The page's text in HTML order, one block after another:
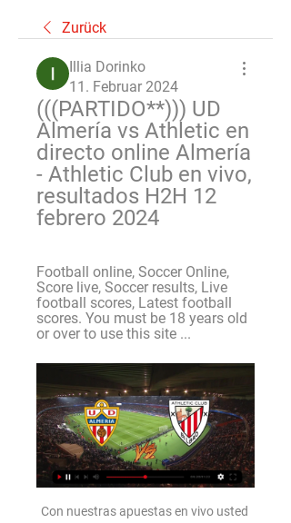
Zurück
Illia Dorinko
11. Februar 2024
(((PARTIDO**))) UD
Almería vs Athletic en
directo online Almería
- Athletic Club en vivo,
resultados H2H 12
febrero 2024
Football online, Soccer Online,
Score live, Soccer results, Live
football scores, Latest football
scores. You must be 18 years old
or over to use this site ...
Con nuestras apuestas en vivo usted puede hacer apuestas incluso luego de que el juego haya comenzado y ganar dinero de forma fácil. En www.rivalo.com usted encontrará el mejor menú de apuestas en vivo para todos los grandes eventos deportivos, incluyendo fútbol, hockey sobre hielo, baloncesto, Fórmula 1 y muchos más.

Almería - Últimas noticias Muniain, en la victoria del Athletic ante el Almería. Athletic. El Almería un Almería - Alavés, en directo | LaLiga EA Sports hoy en vivo. Redacción: CARLOS ...

UD Almería Bienvenidos, aficionados del Athletic Club. Durante vuestra estancia en . UD Almeria and Palmeiras have reached an agreement for the loan of ...

"Porque me estaba acercando, y cuando realmente lo derramé, porque estaba superando la ventaja, ahí fue cuando tiré del músculo". Con los ojos húmedos ahora, Peacock se llevó una mano a la cara y miró hacia otro lado. "Y, por supuesto, subí al aire y aterricé sobre mi pie opuesto y salté al otro lado de la línea".

Mushuc Runa Sporting Club, mayormente conocido como Mushuc Runa, es un club deportivo ecuatoriano originario de la ciudad de Ambato, fundado por el Abogado Luis Alfonso Chango 2 de enero de 2003. [1] Su disciplina principal es el fútbol en el que debutó en la Segunda Categoría de Tungurahua en 2009.Actualmente participa en la Serie A de Ecuador

Transmisión de determinados medios de trasporte usados (Vehículos de turismo, todoterrenos, motos, motocicletas, ciclomotores, tractores, remolques, quads, embarcaciones, aeronaves etc.). Año 2018. IMPUESTO SOBRE TRANSMISIONES PATRIMONIALES Y ACTOS JURÍDICOS DOCUMENTADOS TRANSMISIONES PATRIMONIALES ONEROSAS.

Tributación en operaciones societarias. Al comienzo y durante el periodo de actividad de las sociedades, es frecuente que se produzcan operaciones de aportación o adjudicación de inmuebles por parte de los socios, para la constitución, ampliación, reducción de capital o disolución de la misma.

Información de contacto, mapa y direcciones, formulario de contacto, horario de apertura, servicios, puntuaciones, fotos, videos y anuncios de Price venta por catálogo en línea Zoe, Ropa (marca), Calle Rey Topiltzin Mz 78 Lt 31, Mexico City.

El RB Leipzig continuó haciendo historia en la Liga de Campeones y se clasificó a las semifinales tras superar por 2-1 en la recta final del partido al Atlético de Madrid, este jueves en su duelo de cuartos de final en Lisboa. El español Dani Olmo adelantó en el 50 al Leipzig, el portugués Joao Félix igualó en el 71 para el Atlético de penal y en el 88 el estadounidense Tyler Adams.

2020-5-12 · © Tecnológico de Costa Rica, Costa Rica, 2020. Teléfono: (506) 2552-5333 / Teléfono de Emergencia Política de privacidad | Accesibilidad | Administrador.

Básquetbol > LA VUELTA Se liberó la práctica del básquetbol al aire libre y El Metro se jugará en agosto. La Secretaría Nacional del Deporte le dio luz verde a los clubes que jugarán el.

Posiciones: 1º Banco Nación 42 puntos, 2º Boca-Mercedes 33, 3º River Plate 27, 4º Bell Voley 23, 5º Gimnasia y Esgrima (La Plata) 19, 6º Club María Juana 16, 7º Regatas de Resistencia y Estudiantes de Paraná 15, 9º Los Andes Alcorta 9 y 10º Koyote de Salta 0 unidad.

San Lorenzo obtuvo su primer triunfo del año ante un deslucido Vélez.. San Lorenzo de Almagro venció por la mínima diferencia a Vélez. Quimsa arribó a Buenos Aires con la autoestima.

O presidente do Bahia, Guilherme Bellintani, veio a público na noite desta segunda-feira, 16, para explicar o posicionamento do clube diante da pandemia de coronavírus (Covid-19), que, no Estado.

ERP. Tiene que ganar, debe de ganar más aún cuando juega de local y eso lo sabe el Atlético Grau de Piura, quien se enfrentó al Cienciano del Cusco, derrotándolo una vez más en la competencia de la Liga 2, que busca catapultarse y regresar a la primera división del fútbol profesional. Dos goles contra 1 fue el resultado final y de esa manera, recupera el traspiés de la última...

Real Sociedad - Osasuna, en directo Sigue el partido amistoso de pretemporada entre la Real Sociedad y Osasuna Comparte en Facebook Comparte en Twitter Comparte en Whatsapp Enviar por mail

Sigue en directo el Real Valladolid - Leganés. Todos los detalles del fútbol de LaLiga en 20minutos.es Real Valladolid - Leganés: Resultado, resumen y goles en directo del partido de fútbol de.

El análisis predictivo realizado por nuestros tipsters nos muestra que Eintracht Frankfurt tiene una probabilidad de salir victorioso del 63.69% con una cuota de 1.57, y en el otro sentido Basilea tiene una chance de ganar el partido del 18.18% con una cuota de 5.50. Tutorial para realizar apuestas para el partido Eintracht Frankfurt vs Basilea:

[EN VIVO] Sigue le score Sport Boys Sporting Cristal en directo y resultados del partido con nuestro liverscore Fútbol. Partido Primera División, Apertura jugada el 19/05/18 (01:00).

Partido en directo MEMEDEPORTES.COM M Partidos del día LaLiga (España) Champions League (Europa) Premier League (Inglaterra) Serie A (Italia) Bundesliga …

UD Almería - Athletic Club » Pronósticos, Resultados & La temporada pasada Athletic Bilbao ganó los dos partidos contra UD Almería (4-0 como local y 2-1 como visitante). Mostrar más datos. ¿Quién gana? Ver ...

En directo / LIVE Dallas Stars - Nashville Predators NHL - 1 enero 2020. NHL - Sigue en directo el partido de Hockey Hielo entre Dallas Stars y Nashville Predators que tendrá lugar el 1 enero 2020 a las 20:00. Sigue en Eurosport el resultado en directo del partido, así como las jugadas más importantes. También te ofrecemos las alineaciones.

A Secretaria Estadual de Saúde (SES-PE) confirmou, nesta sexta-feira (22.05), 1.849 novos casos da Covid-19 em Pernambuco. Entre os confirmados hoje, 432 se

Cienciano sube hasta la posición número uno gracias a este triunfo que lo deja con seis puntos en el primer lugar por una mejor diferencia de gol que sus rivales, su próximo rival del Cienciano será bastante complicado, ya que deberán visitar al Alianza Atlético de Sullana. Comerciantes Unidos por su lado baja hasta el lugar 11 con un solo punto y deberá enfrentar a Sport Loreto el.

22 (Línea 22) La primera parada de la línea 22 de colectivo es Retiro San Martín ( 22) y la última parada es Laprida, 36. La línea 22 (Dirección: Quilmes) está operativa los todos los días. Información adicional: la línea 22 tiene 67 paradas y la duración total del viaje …

31/03/2020 - O primeiro lote com 500 mil kits de testes rápidos para o novo coronavírus, comprados pela empresa Vale, já chegaram ao Brasil. A

El cuarteto de saxofones Púrpura Pansa actuará el 21 de mayo en el Salón de Actos del Ateneo Musical del Puerto a partir de las 20:30 horas.

Real Sociedad - CA Osasuna . 3:1 (1: 1) Este encuentro no fue visitado por ningún otro usuario ¿Apoyas a tu club favorito en el estadio siempre que juega en casa? Con la herramienta "Groundhopping" de Transfermarkt puedes anotar.

Ver Valladolid vs Real Madrid en vivo por internet. El Real Madrid no puede permitirse otro tropiezo no ya para pelear por la Liga, algo que suena imposible, sino para no dejarse sorprender por un Getafe que con su victoria de ayer está situado a tres puntos de los de Solari.

▶️ Almeria vs Athletic Bilbao - en vivo ver partido online y Almeria vs Athletic Bilbao en vivo online, en directo y predicciones y Head to Head Bilbao y Athletic Bilbao marca 2.4 goles contra UD Almería (como promedio) ...

Luego del empate 1-1 entre Mushuc Runa y Macará de Ambato por el cierre de la jornada 24 de la LigaPro, el entrenador del cuadro del Ponchito, Martín Cardetti, dio …

El Ex Convento de Santa Rosa fue construido en el siglo XVII como beaterio de las monjas dominicas. Posteriormente fungió como convento dedicado a Santa Inés y después funcionó como convento bajo la advocación de Santa Rosa de Lima (la primera santa del continente americano).

Resultado do jogo Caldense x Cruzeiro ao vivo (Campeonato Mineiro) em 29/07/2020. Caldense e Cruzeiro com placar ao vivo online e em tempo real, com vídeo para assistir o jogo.

El fortalecimiento urbanístico de Valledupar se refleja en las. de toneladas y que genera unos 32 mil empleos directos e. frente con mucha dedicación y fortaleza a los Tratados.

19 20 CD Palestino Chile maillots de foot camiseta de fútbol local visitante 3er 2019 2020 camiseta de fútbol Camiseta de futbol S-2XL.. Chile Al por mayor en línea 5 5 689 Comentarios. chile, universidad chile? En realidad, para incrementar tu confianza a la hora de comprar. Marcar y Compartir. Productos chinos al por mayor.

UD Almeria | Web Oficial Recta final en la preparación del partido ante el Athletic Club. Primer This opens in a new window. Actualidad del club y retransmisiones en directo ...

Don Omar en vivo en Obras Sanitarias. Este domingo 16 de octubre regresa el pionero del reggaeton, Don Omar, a la Argentina, para dar un show en Obras Sanitarias, con invitados sorpresa y una.

Bienvenido al canal de streaming del Club Universidad de Chile ? Sigue a través de esta página todas las transmisiones EN VIVO de nuestras conferencias de prensa, presentación de …

Por lo tanto, sabrás contra qué otro equipo jugará y cuándo podrás ver los partidos en vivo por los canales de TV y las plataformas de emisión en directo de Chile, incluido CDF, Claro Sports, Fox Sports, ESPN, DirecTV Sports, ChileVisión, TVN y muchos más. Esta temporada, no te pierdas ningún partido de Palestino en vivo gracias a.

Maiores Goleada Avaí Avaí 6x0 Chapecoense (28/09/1998) - Série C Chapecoense 0x6 Avaí (13/04/2008) - Catarinense Avaí 6x1 Chapecoense (03/05/2009) - Catarinense Empate com mais gols Chapecoense 4x 4 Avaí (07/10/2007) - Copa SC. Último confronto: Avaí 2x2 Chapecoense. Data: 01/04/2018.

Dónde ver el UD Almería - Athletic Club de la LaLiga EA UD Almería – Athletic Club: Retransmisión y hora. Partido: UD Almería vs. Streaming en Directo: MOVISTAR+. Transmisión en DIRECTO: ¿Quién transmite el ...

Eintracht Frankfurt - Werder Bremen. Sigue en directo y